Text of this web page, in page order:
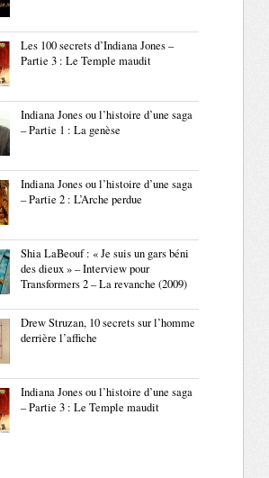
Les 100 secrets d’Indiana Jones –
Partie 3 : Le Temple maudit
Indiana Jones ou l’histoire d’une saga
– Partie 1 : La genèse
Indiana Jones ou l’histoire d’une saga
– Partie 2 : L’Arche perdue
Shia LaBeouf : « Je suis un gars béni
des dieux » – Interview pour
Transformers 2 – La revanche (2009)
Drew Struzan, 10 secrets sur l’homme
derrière l’affiche
Indiana Jones ou l’histoire d’une saga
– Partie 3 : Le Temple maudit